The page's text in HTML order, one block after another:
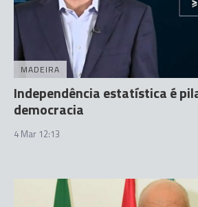
MADEIRA
Independência estatística é
democracia
4 Mar 12:13